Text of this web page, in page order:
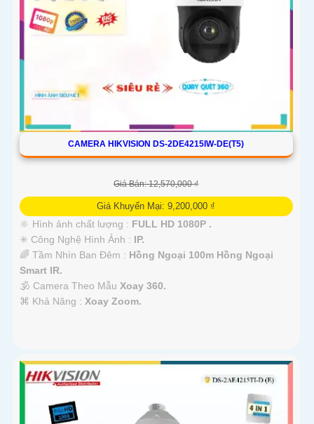
CAMERA HIKVISION DS-2DE4215IW-DE(T5)
Giá Bán: 12,570,000 ₫
Giá Khuyến Mại: 9,200,000 ₫
🔆 Hình ảnh chất lượng : FULL HD 1080P .
✳️ Công Nghệ Hình Ảnh : IP.
🌈 Tầm Nhìn Ban Đêm : Hồng Ngoại 100m Hồng Ngoại
Smart IR.
🕉️ Camera Theo Mẫu Xoay 360.
️⌘ Khả Năng : Xoay Zoom.